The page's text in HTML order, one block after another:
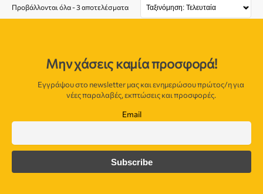
Προβάλλονται όλα - 3 αποτελέσματα
Μην χάσεις καμία προσφορά!
Εγγράψου στο newsletter μας και ενημερώσου πρώτος/η για
νέες παραλαβές, εκπτώσεις και προσφορές.
Email